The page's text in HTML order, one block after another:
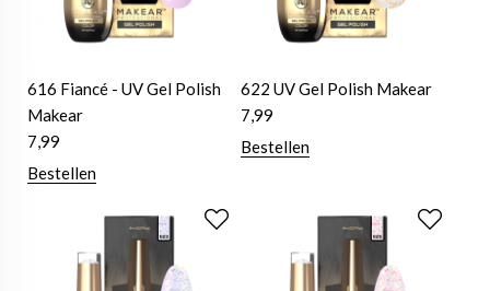
616 Fiancé - UV Gel Polish
Makear
7,99
Bestellen
622 UV Gel Polish Makear
7,99
Bestellen